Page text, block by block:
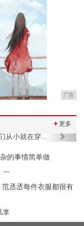
广告
＋更多
Next
一
拿